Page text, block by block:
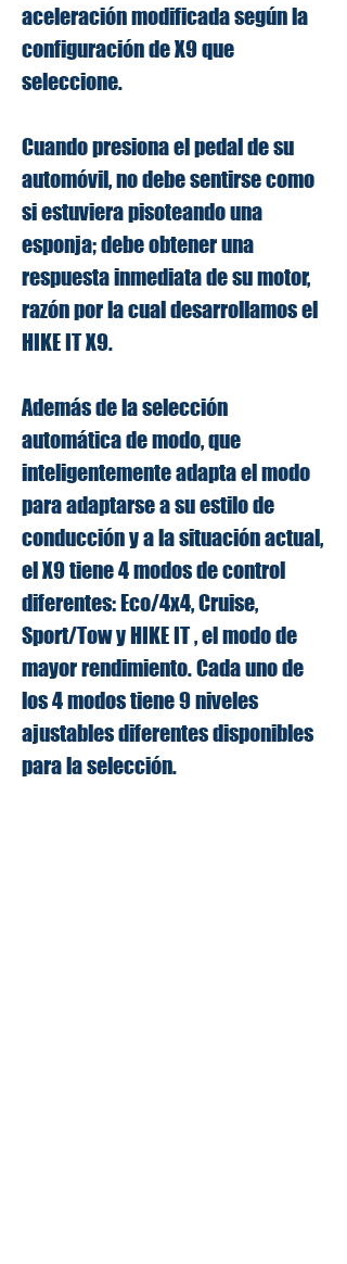
aceleración modificada según la
configuración de X9 que
seleccione.
Cuando presiona el pedal de su
automóvil, no debe sentirse como
si estuviera pisoteando una
esponja; debe obtener una
respuesta inmediata de su motor,
razón por la cual desarrollamos el
HIKE IT X9.
Además de la selección
automática de modo, que
inteligentemente adapta el modo
para adaptarse a su estilo de
conducción y a la situación actual,
el X9 tiene 4 modos de control
diferentes: Eco/4x4, Cruise,
Sport/Tow y HIKE IT , el modo de
mayor rendimiento. Cada uno de
los 4 modos tiene 9 niveles
ajustables diferentes disponibles
para la selección.